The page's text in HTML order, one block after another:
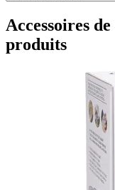
Accessoires
produits